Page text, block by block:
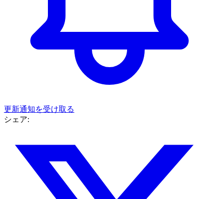
更新通知を受け取る
シェア: